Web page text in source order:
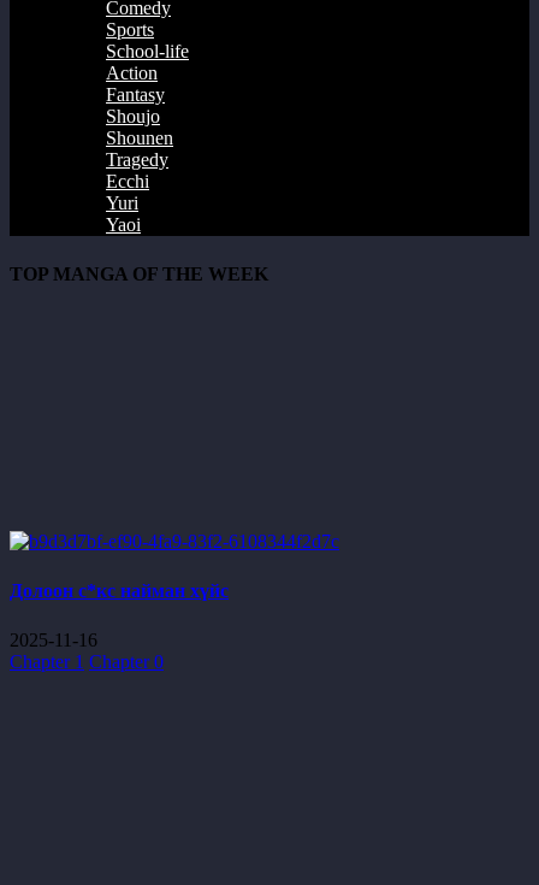
Comedy
Sports
School-life
Action
Fantasy
Shoujo
Shounen
Tragedy
Ecchi
Yuri
Yaoi
TOP MANGA OF THE WEEK
Долоон с*кс найман хүйс
2025-11-16
Chapter 1 Chapter 0